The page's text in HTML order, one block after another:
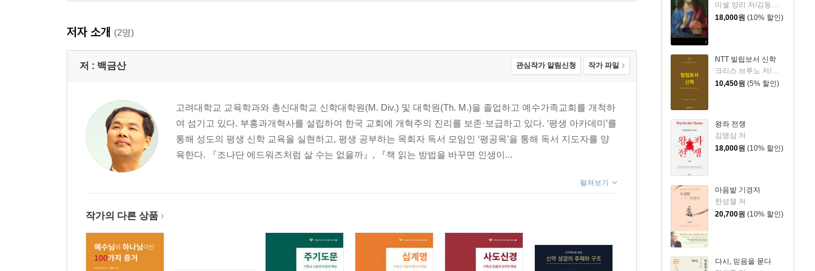
18,000원 (10% 할인)
NTT 빌립보서 신학
크리스 브루노 저/권대영 역
10,450원 (5% 할인)
왕좌 전쟁
김병삼 저
18,000원 (10% 할인)
마음밭 기경자
한성열 저
20,700원 (10% 할인)
다시, 믿음을 묻다
09 하나님의 성품 5: 뜻, 능력
11 하나님의 창조
12 하나님의 섭리
저자 소개 (2명)
저 : 백금산 관심작가 알림신청 작가 파일
고려대학교 교육학과와 총신대학교 신학대학원(M. Div.) 및 대학원(Th. M.)을 졸업하고 예수가족교회를 개척하
여 섬기고 있다. 부흥과개혁사를 설립하여 한국 교회에 개혁주의 진리를 보존·보급하고 있다. ‘평생 아카데미’를
통해 성도의 평생 신학 교육을 실현하고, 평생 공부하는 목회자 독서 모임인 ‘평공목’을 통해 독서 지도자를 양
육한다. 『조나단 에드워즈처럼 살 수는 없을까』, 『책 읽는 방법을 바꾸면 인생이...
펼쳐보기
작가의 다른 상품